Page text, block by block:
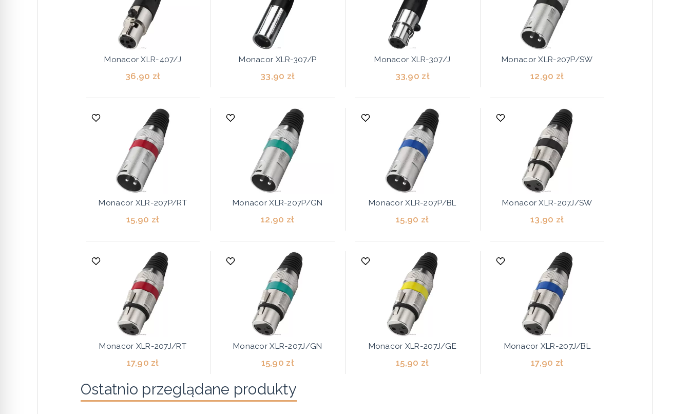
Monacor XLR-407/J
36,90 zł
Monacor XLR-307/P
33,90 zł
Monacor XLR-307/J
33,90 zł
Monacor XLR-207P/SW
12,90 zł
Monacor XLR-207P/RT
15,90 zł
Monacor XLR-207P/GN
12,90 zł
Monacor XLR-207P/BL
15,90 zł
Monacor XLR-207J/SW
13,90 zł
Monacor XLR-207J/RT
17,90 zł
Monacor XLR-207J/GN
15,90 zł
Monacor XLR-207J/GE
15,90 zł
Monacor XLR-207J/BL
17,90 zł
Ostatnio przeglądane produkty